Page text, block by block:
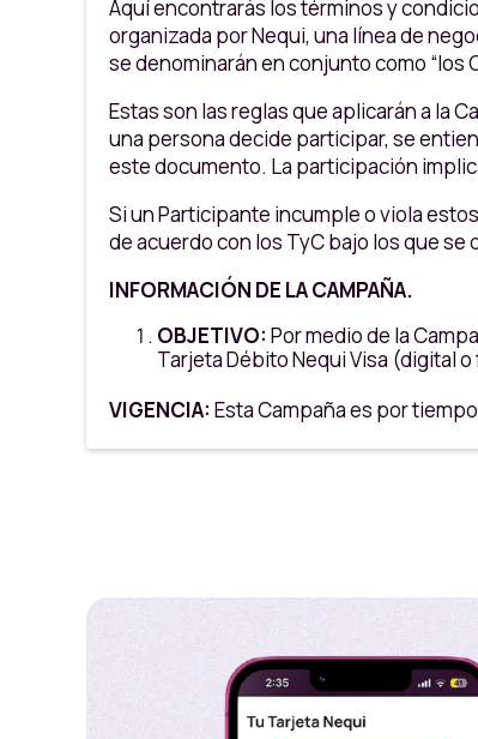
Aquí encontrarás los términos y
organizada por Nequi, una línea de
se denominarán en conjunto como “los
Estas son las reglas que aplicarán a la
una persona decide participar, se
este documento. La participación
Si un Participante incumple o viola
de acuerdo con los TyC bajo los que
INFORMACIÓN DE LA CAMPAÑA.
OBJETIVO: Por medio de la
Tarjeta Débito Nequi Visa (digital
VIGENCIA: Esta Campaña es por
Tener una Tarjeta Débito Nequi
Realizar compras en los puntos
Cumplir con las condiciones
Aplica para todos los puntos de